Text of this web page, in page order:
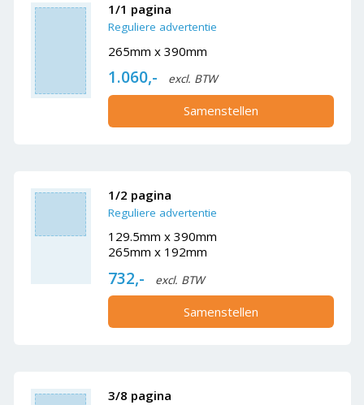
1/1 pagina
Reguliere advertentie
265mm x 390mm
1.060,- excl. BTW
Samenstellen
1/2 pagina
Reguliere advertentie
129.5mm x 390mm
265mm x 192mm
732,- excl. BTW
Samenstellen
3/8 pagina